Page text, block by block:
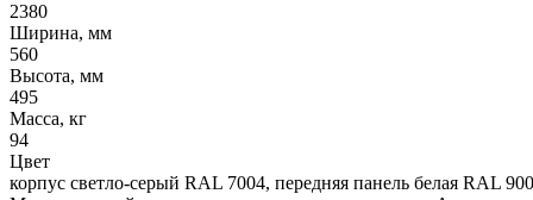
2380
Ширина, мм
560
Высота, мм
495
Масса, кг
94
Цвет
корпус светло-серый RAL 7004, передняя панель белая RAL